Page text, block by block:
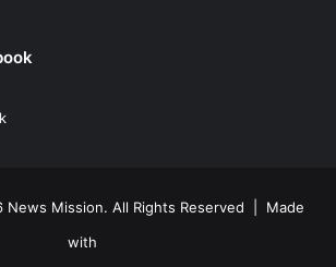
News Mission. All Rights Reserved | Made
with